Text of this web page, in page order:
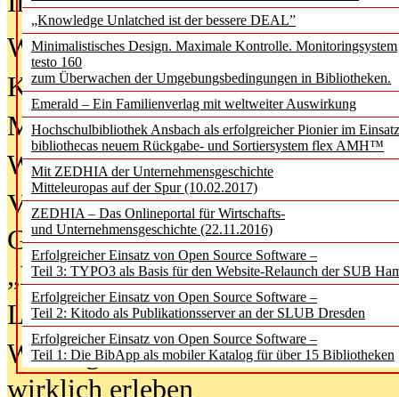
„Knowledge Unlatched ist der bessere DEAL”
Minimalistisches Design. Maximale Kontrolle. Monitoringsystem
testo 160
zum Überwachen der Umgebungsbedingungen in Bibliotheken.
Emerald – Ein Familienverlag mit weltweiter Auswirkung
Hochschulbibliothek Ansbach als erfolgreicher Pionier im
bibliothecas neuem Rückgabe- und Sortiersystem flex AMH™
Mit ZEDHIA der Unternehmensgeschichte
Mitteleuropas auf der Spur (10.02.2017)
ZEDHIA – Das Onlineportal für Wirtschafts-
und Unternehmensgeschichte (22.11.2016)
Erfolgreicher Einsatz von Open Source Software –
Teil 3: TYPO3 als Basis für den Website-Relaunch der SUB
Erfolgreicher Einsatz von Open Source Software –
Teil 2: Kitodo als Publikationsserver an der SLUB Dresden
Erfolgreicher Einsatz von Open Source Software –
Teil 1: Die BibApp als mobiler Katalog für über 15 Bibliotheken
Was Hochschul­bibliotheken von
Kinder in der digitalen Welt
Metadaten als Infrastruktur
Wenn Bots katalogisieren
Von Abschlusskleidern bis
Geisterjagd-Ausrüstung in der
„Library of Things“ unterwegs
Lesen als Infrastrukturaufgabe
Wie Jugendliche Social Media
wirklich erleben